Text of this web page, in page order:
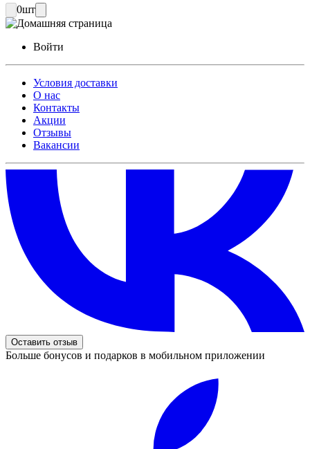
0шт
Войти
Условия доставки
О нас
Контакты
Акции
Отзывы
Вакансии
Оставить отзыв
Больше бонусов и подарков в мобильном приложении